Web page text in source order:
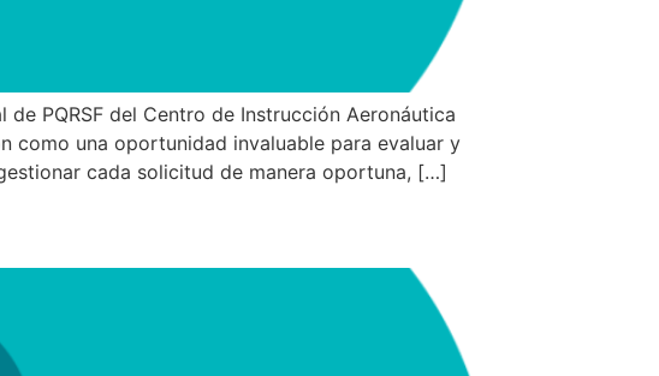
de PQRSF del Centro de Instrucción Aeronáutica
como una oportunidad invaluable para evaluar y
cada solicitud de manera oportuna, […]